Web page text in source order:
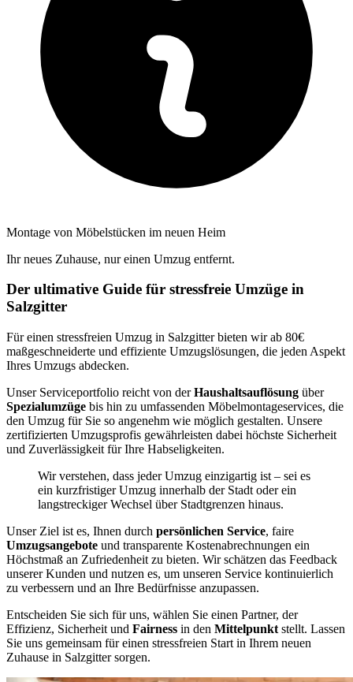
Montage von Möbelstücken im neuen Heim
Ihr neues Zuhause, nur einen Umzug entfernt.
Der ultimative Guide für stressfreie Umzüge in
Salzgitter
Für einen stressfreien Umzug in Salzgitter bieten wir ab 80€
maßgeschneiderte und effiziente Umzugslösungen, die jeden Aspekt
Ihres Umzugs abdecken.
Unser Serviceportfolio reicht von derHaushaltsauflösung über
Spezialumzüge bis hin zu umfassenden Möbelmontageservices, die
den Umzug für Sie so angenehm wie möglich gestalten. Unsere
zertifizierten Umzugsprofis gewährleisten dabei höchste Sicherheit
und Zuverlässigkeit für Ihre Habseligkeiten.
Wir verstehen, dass jeder Umzug einzigartig ist – sei es
ein kurzfristiger Umzug innerhalb der Stadt oder ein
langstreckiger Wechsel über Stadtgrenzen hinaus.
Unser Ziel ist es, Ihnen durch persönlichen Service, faire
Umzugsangebote und transparente Kostenabrechnungen ein
Höchstmaß an Zufriedenheit zu bieten. Wir schätzen das Feedback
unserer Kunden und nutzen es, um unseren Service kontinuierlich
zu verbessern und an Ihre Bedürfnisse anzupassen.
Entscheiden Sie sich für uns, wählen Sie einen Partner, der
Effizienz, Sicherheit und Fairness in den Mittelpunkt stellt. Lassen
Sie uns gemeinsam für einen stressfreien Start in Ihrem neuen
Zuhause in Salzgitter sorgen.